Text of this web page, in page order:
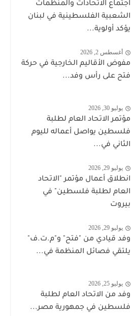
اجتماع الاتحادات والمنظمات
الشعبية الفلسطينية في لبنان
يؤكد أولوية...
أغسطس 2, 2026
مفوض الأقاليم الخارجية في حركة
فتح على رأس وفد...
يوليو 30, 2026
مؤتمر الاتحاد العام لطلبة
فلسطين يواصل أعماله لليوم
الثاني في...
يوليو 29, 2026
انطلاق أعمال مؤتمر "الاتحاد
العام لطلبة فلسطين" في
بيروت
يوليو 29, 2026
وفد قيادي من "فتح" و"م.ت.ف"
يلتقي فصائل المنظمة في...
يوليو 25, 2026
وفد من الاتحاد العام لطلبة
فلسطين في جمهورية مصر...